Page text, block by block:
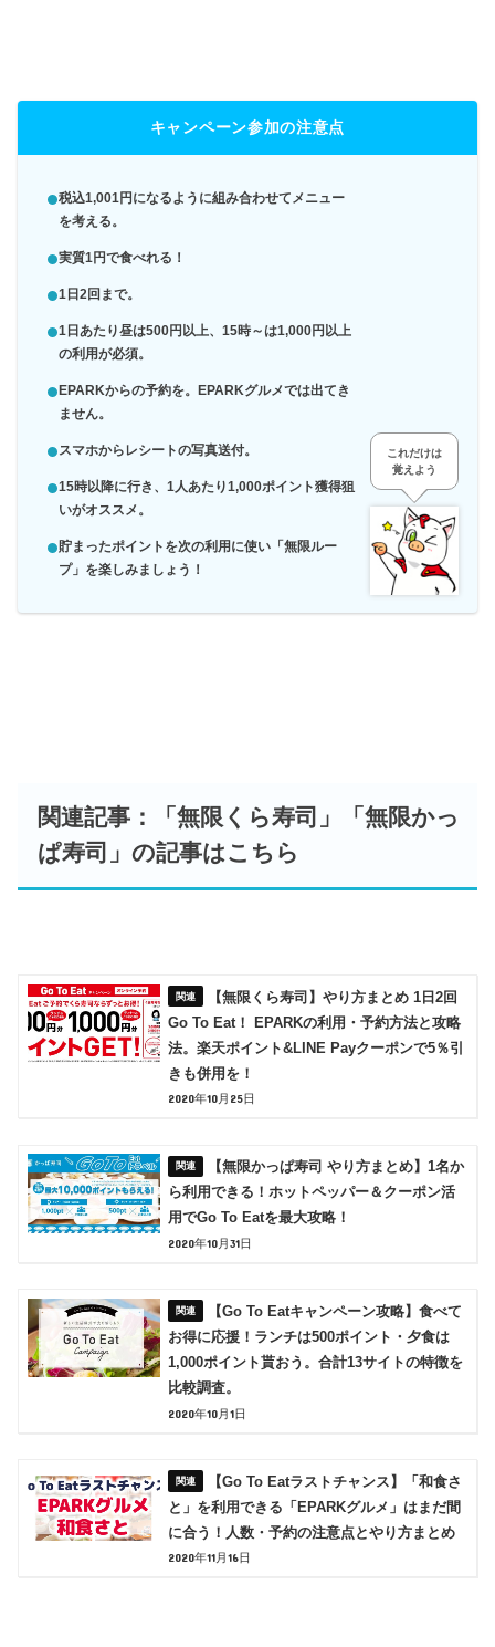
キャンペーン参加の注意点
税込1,001円になるように組み合わせてメニュー
を考える。
実質1円で食べれる！
1日2回まで。
1日あたり昼は500円以上、15時～は1,000円以上
の利用が必須。
EPARKからの予約を。EPARKグルメでは出てき
ません。
スマホからレシートの写真送付。
15時以降に行き、1人あたり1,000ポイント獲得狙
いがオススメ。
貯まったポイントを次の利用に使い「無限ルー
プ」を楽しみましょう！
これだけは
覚えよう
関連記事：「無限くら寿司」「無限かっ
ぱ寿司」の記事はこちら
【無限くら寿司】やり方まとめ 1日2回
Go To Eat！ EPARKの利用・予約方法と攻略
法。楽天ポイント&LINE Payクーポンで5％引
きも併用を！
2020年10月25日
【無限かっぱ寿司 やり方まとめ】1名か
ら利用できる！ホットペッパー＆クーポン活
用でGo To Eatを最大攻略！
2020年10月31日
【Go To Eatキャンペーン攻略】食べて
お得に応援！ランチは500ポイント・夕食は
1,000ポイント貰おう。合計13サイトの特徴を
比較調査。
2020年10月1日
【Go To Eatラストチャンス】「和食さ
と」を利用できる「EPARKグルメ」はまだ間
に合う！人数・予約の注意点とやり方まとめ
2020年11月16日